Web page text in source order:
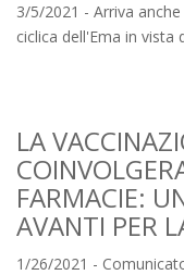
3/5/2021 - Arriva
ciclica dell'Ema in vista
LA
FARMACIE:
AVANTI PER
1/26/2021 -